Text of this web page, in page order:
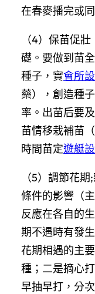
在春麥播完或
（4）保苗促
礎。要做到苗
種子，實會所
藥），創造種
率。出苗后要
苗情移栽補苗
時間苗定遊艇
（5）調節花
條件的影響（
反應在各自的
期不遇時有發
花期相遇的主
種；二是摘心
早抽早打，分